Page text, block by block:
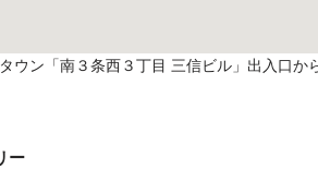
ウン「南３条西３丁目 三信ビル」出入口か
ー